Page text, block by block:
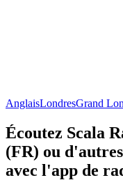
AnglaisLondresGrand
Écoutez Scala
(FR) ou
avec l'app de